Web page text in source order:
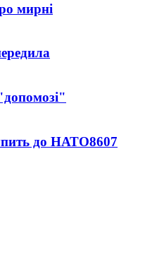
мирні
до НАТО8607